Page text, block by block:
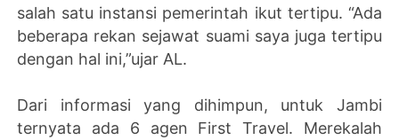
salah satu instansi pemerintah ikut tertipu. “Ada
beberapa rekan sejawat suami saya juga tertipu
dengan hal ini,”ujar AL.
Dari informasi yang dihimpun, untuk Jambi
ternyata ada 6 agen First Travel. Merekalah